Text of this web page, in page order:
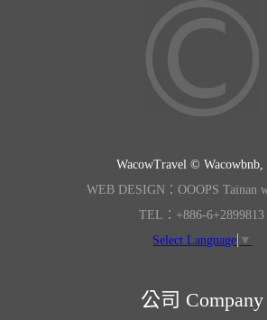
WacowTravel © Wacowbnb,
WEB DESIGN：OOOPS Tainan
TEL：+886-6+2899813
Select Language ▼
公司 Company